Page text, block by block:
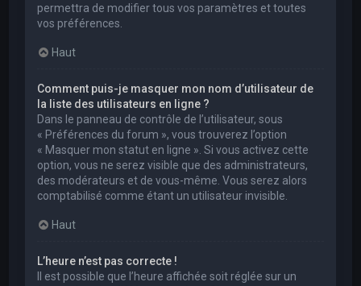
permettra de modifier tous vos paramètres et toutes
vos préférences.
Haut
Comment puis-je masquer mon nom d’utilisateur de
la liste des utilisateurs en ligne ?
Dans le panneau de contrôle de l’utilisateur, sous
« Préférences du forum », vous trouverez l’option
« Masquer mon statut en ligne ». Si vous activez cette
option, vous ne serez visible que des administrateurs,
des modérateurs et de vous-même. Vous serez alors
comptabilisé comme étant un utilisateur invisible.
Haut
L’heure n’est pas correcte !
Il est possible que l’heure affichée soit réglée sur un